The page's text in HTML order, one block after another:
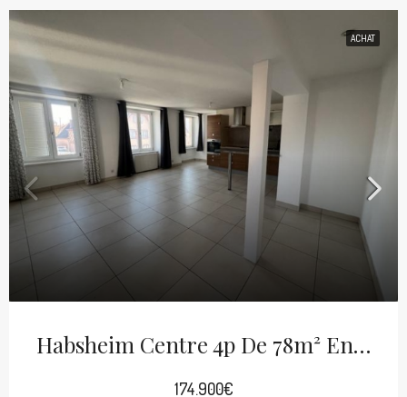
ACHAT
Habsheim Centre 4p De 78m² En 1er Étage
174.900€